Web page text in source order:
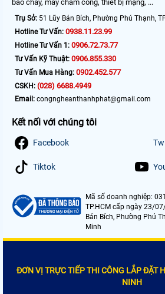
báo cháy, máy chấm công, thiết bị mạng, ...
Trụ Sở: 51 Lũy Bán Bích, Phường Phú Thạnh,
Hotline Tư Vấn: 0938.11.23.99
Hotline Tư Vấn 1: 0906.72.73.77
Tư Vấn Kỹ Thuật: 0906.855.330
Tư Vấn Mua Hàng: 0902.452.577
CSKH: (028) 6688.4949
Email: congngheanthanhphat@gmail.com
Kết nối với chúng tôi
Facebook
Tiktok
Mã số doanh nghiệp:
TP.HCM cấp ngày 23/
Bán Bích, Phường Phú
Minh
ĐƠN VỊ TRỰC TIẾP THI CÔNG LẮP ĐẶT
NINH